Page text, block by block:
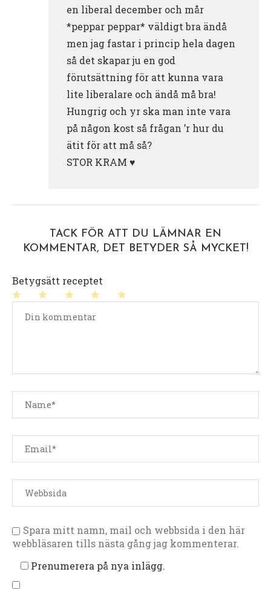
en liberal december och mår
*peppar peppar* väldigt bra ändå
men jag fastar i princip hela dagen
så det skapar ju en god
förutsättning för att kunna vara
lite liberalare och ändå må bra!
Hungrig och yr ska man inte vara
på någon kost så frågan ’r hur du
ätit för att må så?
STOR KRAM ♥️
TACK FÖR ATT DU LÄMNAR EN
KOMMENTAR, DET BETYDER SÅ MYCKET!
Betygsätt receptet
stjärnor
stjärnor
stjärnor
stjärna
Spara mitt namn, mail och webbsida i den här
webbläsaren tills nästa gång jag kommenterar.
Prenumerera på nya inlägg.